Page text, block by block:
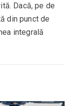
Dacă, pe de
din punct de
integrală